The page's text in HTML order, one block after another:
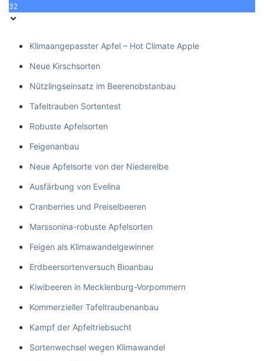
32
Klimaangepasster Apfel – Hot Climate Apple
Neue Kirschsorten
Nützlingseinsatz im Beerenobstanbau
Tafeltrauben Sortentest
Robuste Apfelsorten
Feigenanbau
Neue Apfelsorte von der Niederelbe
Ausfärbung von Evelina
Cranberries und Preiselbeeren
Marssonina-robuste Apfelsorten
Feigen als Klimawandelgewinner
Erdbeersortenversuch Bioanbau
Kiwibeeren in Mecklenburg-Vorpommern
Kommerzieller Tafeltraubenanbau
Kampf der Apfeltriebsucht
Sortenwechsel wegen Klimawandel